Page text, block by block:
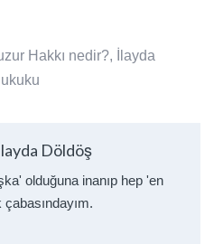
Hakkı nedir?,
İlayda
Döldöş
olduğuna inanıp hep 'en